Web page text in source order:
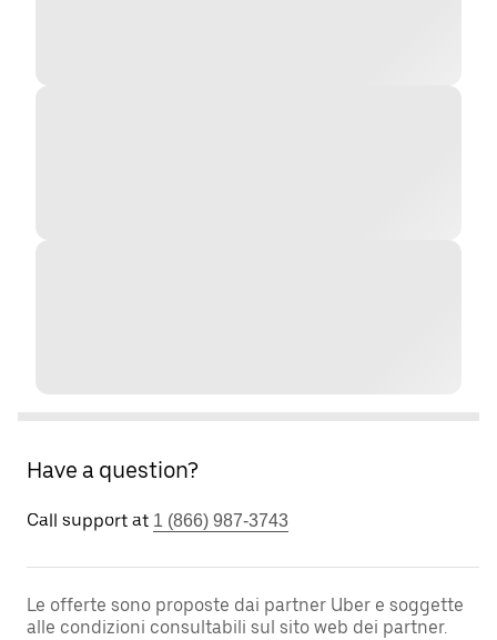
Have a question?
Call support at 1 (866) 987-3743
Le offerte sono proposte dai partner Uber e soggette
alle condizioni consultabili sul sito web dei partner.